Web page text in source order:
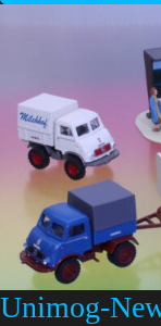
Unimog-